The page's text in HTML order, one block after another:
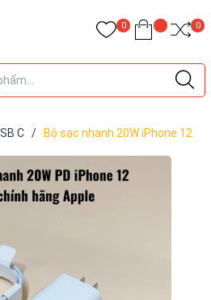
0 0
C /
Bộ sạc nhanh 20W iPhone 12